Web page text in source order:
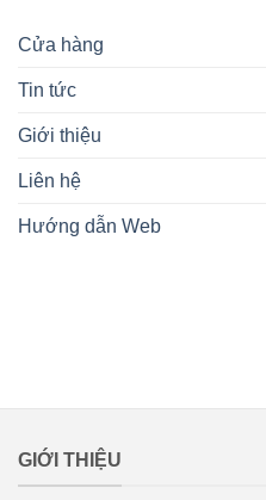
Cửa hàng
Tin tức
Giới thiệu
Liên hệ
Hướng dẫn Web
GIỚI THIỆU